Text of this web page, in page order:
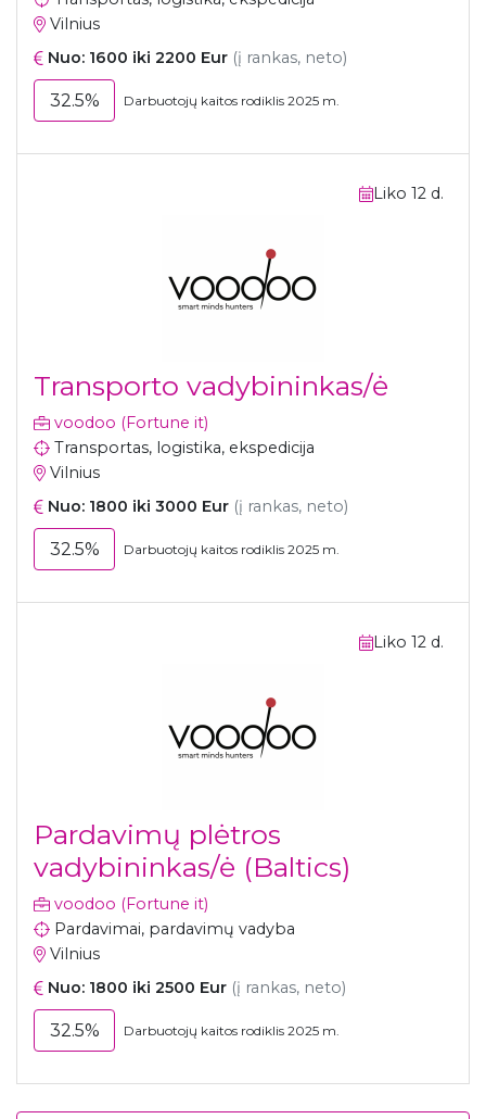
Vilnius
Nuo: 1600 iki 2200 Eur (į rankas, neto)
32.5% Darbuotojų kaitos rodiklis 2025 m.
Liko 12 d.
Transporto vadybininkas/ė
voodoo (Fortune it)
Transportas, logistika, ekspedicija
Vilnius
Nuo: 1800 iki 3000 Eur (į rankas, neto)
32.5% Darbuotojų kaitos rodiklis 2025 m.
Liko 12 d.
Pardavimų plėtros
vadybininkas/ė (Baltics)
voodoo (Fortune it)
Pardavimai, pardavimų vadyba
Vilnius
Nuo: 1800 iki 2500 Eur (į rankas, neto)
32.5% Darbuotojų kaitos rodiklis 2025 m.